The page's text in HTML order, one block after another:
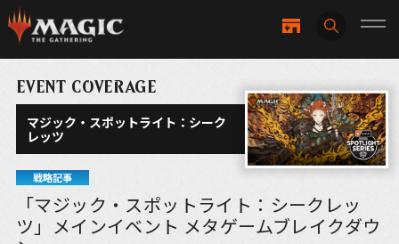
EVENT COVERAGE
マジック・スポットライト：シーク
レッツ
戦略記事
「マジック・スポットライト：シークレッ
ツ」メインイベント メタゲームブレイクダウ